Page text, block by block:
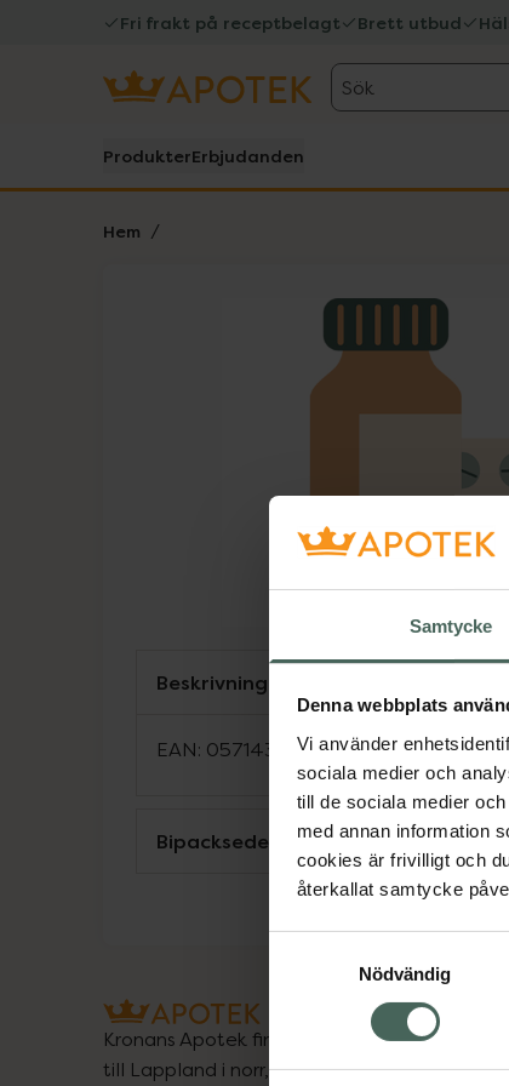
Samtycke
Denna webbplats
Vi använder
sociala medier och
till de sociala medier
med annan information
cookies är frivilligt och
återkallat samtycke
Nödvändig
Fri frakt på receptbelagt Brett utbud
Sök
ProdukterErbjudanden
Hem
Lista: . Innehåller 1 objekt.
Beskrivning
EAN: 05714372004591
Bipacksedel från FASS
Kronans Apotek finns här för dig. Du hittar
till Lappland i norr, och online i mobilen och